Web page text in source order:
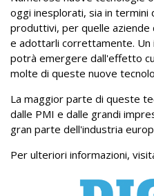
oggi inesplorati, sia in
produttivi, per quelle aziende
e adottarli correttamente.
potrà emergere dall'effetto
molte di queste nuove
La maggior parte di queste
dalle PMI e dalle grandi
gran parte dell'industria
Per ulteriori informazioni,